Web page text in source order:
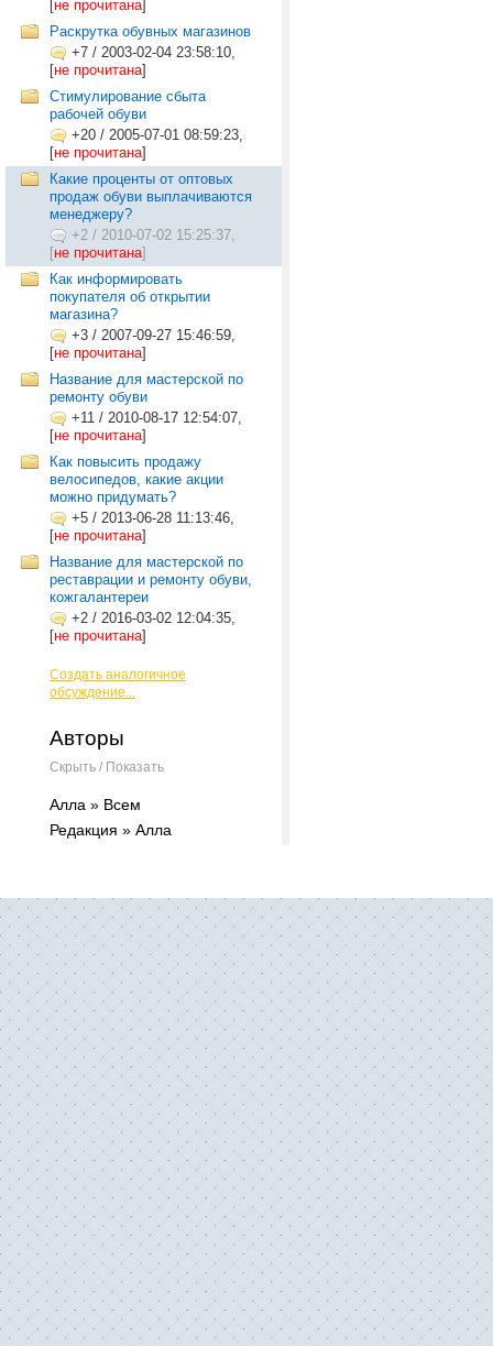
не прочитана]
Раскрутка обувных магазинов
+7 / 2003-02-04 23:58:10,
[не прочитана]
Стимулирование сбыта
рабочей обуви
+20 / 2005-07-01 08:59:23,
[не прочитана]
Какие проценты от оптовых
продаж обуви выплачиваются
менеджеру?
+2 / 2010-07-02 15:25:37,
[не прочитана]
Как информировать
покупателя об открытии
магазина?
+3 / 2007-09-27 15:46:59,
[не прочитана]
Название для мастерской по
ремонту обуви
+11 / 2010-08-17 12:54:07,
[не прочитана]
Как повысить продажу
велосипедов, какие акции
можно придумать?
+5 / 2013-06-28 11:13:46,
[не прочитана]
Название для мастерской по
реставрации и ремонту обуви,
кожгалантереи
+2 / 2016-03-02 12:04:35,
[не прочитана]
Создать аналогичное
обсуждение...
Авторы
Скрыть / Показать
Алла » Всем
Редакция » Алла